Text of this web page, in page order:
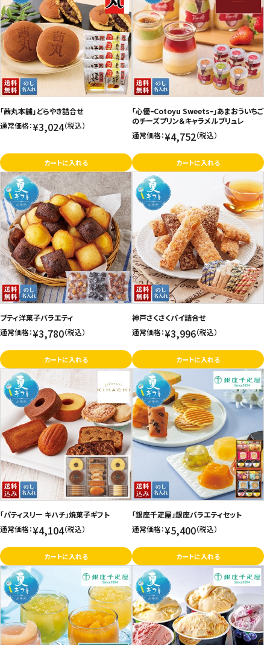
「茜丸本舗」どらやき詰合せ
通常価格：¥3,024（税込）
カートに入れる
「心優ｰCotoyu Sweetsｰ」あまおういちご
のチーズプリン＆キャラメルブリュレ
通常価格：¥4,752（税込）
カートに入れる
プティ洋菓子バラエティ
通常価格：¥3,780（税込）
カートに入れる
神戸さくさくパイ詰合せ
通常価格：¥3,996（税込）
カートに入れる
「パティスリー キハチ」焼菓子ギフト
通常価格：¥4,104（税込）
カートに入れる
「銀座千疋屋」銀座バラエティセット
通常価格：¥5,400（税込）
カートに入れる